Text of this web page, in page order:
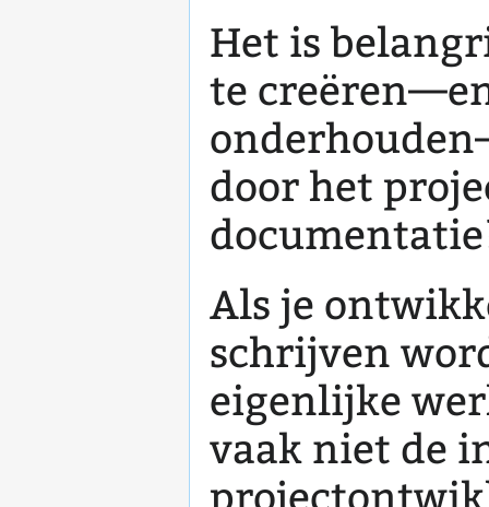
Het is
te
door het
Als je
schrijven
eigenlijke
vaak niet de